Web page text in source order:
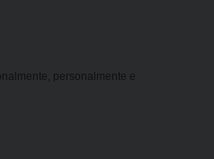
personalmente e